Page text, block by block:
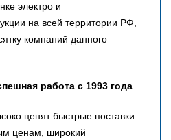
электро и
на всей территории РФ,
компаний данного
работа с 1993 года.
ценят быстрые поставки
ценам, широкий